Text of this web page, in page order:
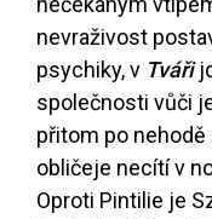
nevraživost
psychiky, v Tváři
společnosti vůči
přitom po
obličeje necítí v
Oproti Pintilie je